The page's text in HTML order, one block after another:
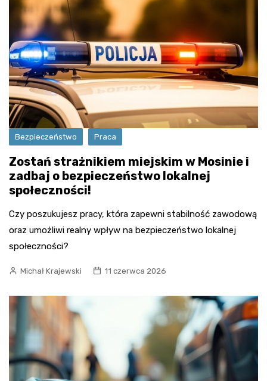
Bezpieczeństwo Praca
Zostań strażnikiem miejskim w Mosinie i
zadbaj o bezpieczeństwo lokalnej
społeczności!
Czy poszukujesz pracy, która zapewni stabilność zawodową
oraz umożliwi realny wpływ na bezpieczeństwo lokalnej
społeczności?
Michał Krajewski 11 czerwca 2026